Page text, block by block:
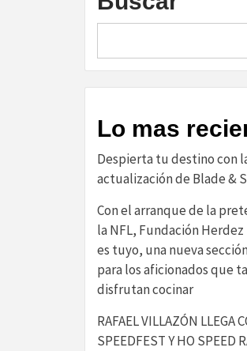
Lo mas
Despierta tu destino con
actualización de Blade &
Con el arranque de la
la NFL, Fundación
es tuyo, una nueva
para los aficionados que
disfrutan cocinar
RAFAEL VILLAZÓN LLEGA
SPEEDFEST Y HO SPEED